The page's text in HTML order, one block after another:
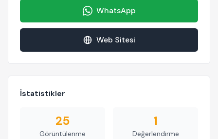
WhatsApp
Web Sitesi
İstatistikler
25
Görüntülenme
1
Değerlendirme